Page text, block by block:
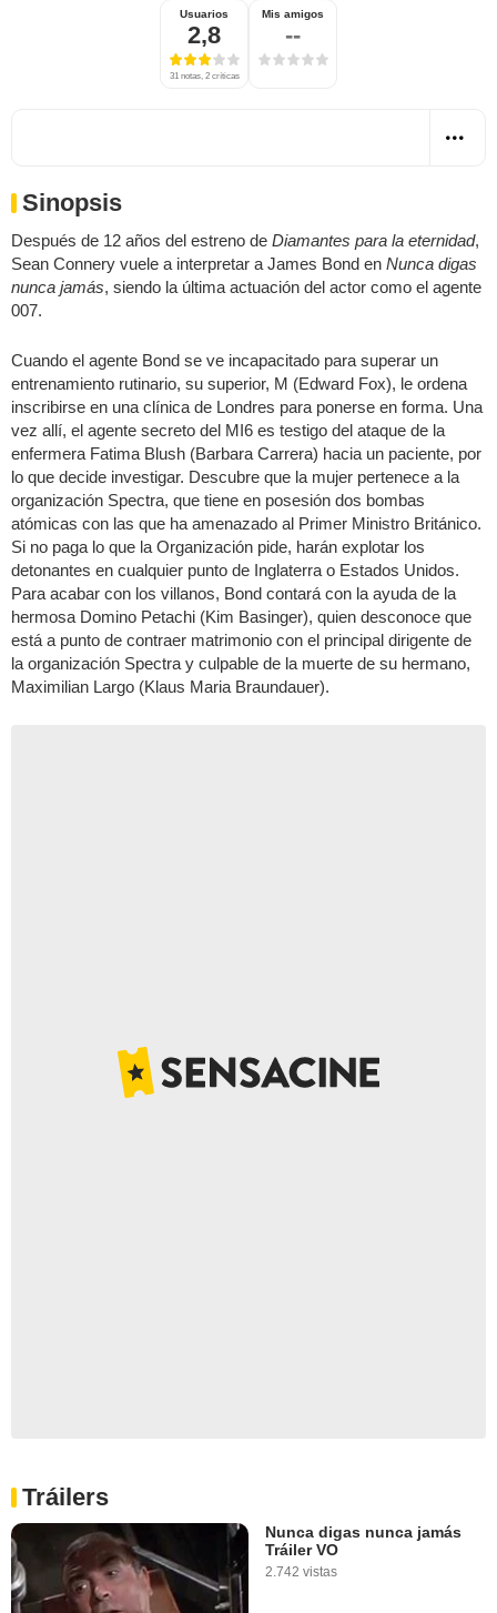
Usuarios
2,8
31 notas, 2 críticas
Mis amigos
--
Sinopsis
Después de 12 años del estreno de Diamantes para la eternidad,
Sean Connery vuele a interpretar a James Bond en Nunca digas
nunca jamás, siendo la última actuación del actor como el agente
007.
Cuando el agente Bond se ve incapacitado para superar un
entrenamiento rutinario, su superior, M (Edward Fox), le ordena
inscribirse en una clínica de Londres para ponerse en forma. Una
vez allí, el agente secreto del MI6 es testigo del ataque de la
enfermera Fatima Blush (Barbara Carrera) hacia un paciente, por
lo que decide investigar. Descubre que la mujer pertenece a la
organización Spectra, que tiene en posesión dos bombas
atómicas con las que ha amenazado al Primer Ministro Británico.
Si no paga lo que la Organización pide, harán explotar los
detonantes en cualquier punto de Inglaterra o Estados Unidos.
Para acabar con los villanos, Bond contará con la ayuda de la
hermosa Domino Petachi (Kim Basinger), quien desconoce que
está a punto de contraer matrimonio con el principal dirigente de
la organización Spectra y culpable de la muerte de su hermano,
Maximilian Largo (Klaus Maria Braundauer).
Tráilers
Nunca digas nunca jamás
Tráiler VO
2.742 vistas